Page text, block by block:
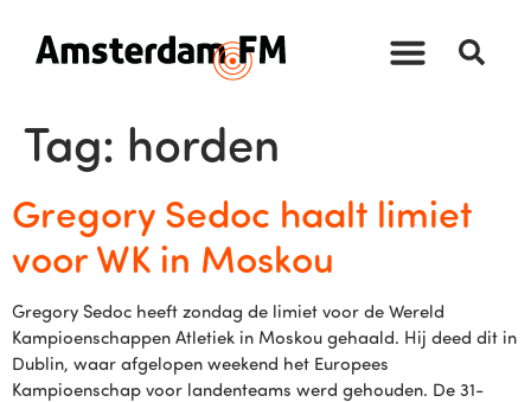
Tag: horden
Gregory Sedoc haalt limiet
voor WK in Moskou
Gregory Sedoc heeft zondag de limiet voor de Wereld
Kampioenschappen Atletiek in Moskou gehaald. Hij deed dit in
Dublin, waar afgelopen weekend het Europees
Kampioenschap voor landenteams werd gehouden. De 31-